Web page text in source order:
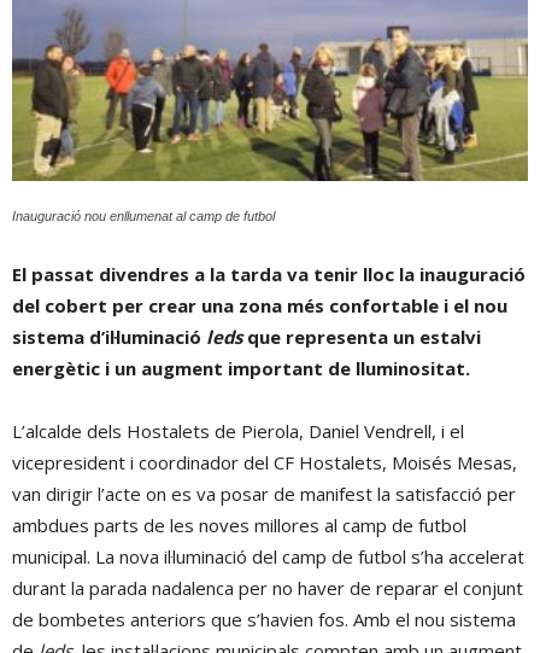
Inauguració nou enllumenat al camp de futbol
El passat divendres a la tarda va tenir lloc la inauguració
del cobert per crear una zona més confortable i el nou
sistema d’il·luminació ledsque representa un estalvi
energètic i un augment important de lluminositat.
L’alcalde dels Hostalets de Pierola, Daniel Vendrell, i el
vicepresident i coordinador del CF Hostalets, Moisés Mesas,
van dirigir l’acte on es va posar de manifest la satisfacció per
ambdues parts de les noves millores al camp de futbol
municipal. La nova il·luminació del camp de futbol s’ha accelerat
durant la parada nadalenca per no haver de reparar el conjunt
de bombetes anteriors que s’havien fos. Amb el nou sistema